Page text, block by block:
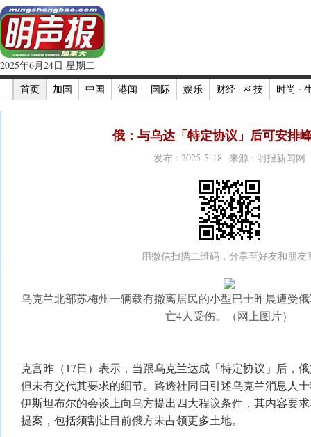
2025年6月24日 星期二
首页
加国 中国 港闻 国际 娱乐 财经 · 科技 时尚 ·
俄：与乌达「特定协议」后可安排
发布 : 2025-5-18 来源 : 明报新闻网
用微信扫描二维码，分享至好友和朋友
乌克兰北部苏梅州一辆载有撤离居民的小型巴士昨晨遭受
亡4人受伤。（网上图片）
克宫昨（17日）表示，当跟乌克兰达成「特定协议」后，
但未有交代其要求的细节。路透社同日引述乌克兰消息人
伊斯坦布尔的会谈上向乌方提出四大程议条件，其内容要
提案，包括须割让目前俄方未占领更多土地。